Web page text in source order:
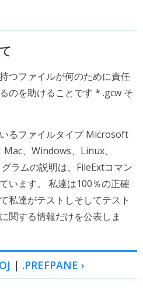
つファイルが何のために責任
のを助けることです * .gcw そ
るファイルタイプ Microsoft
、Windows、Linux、
ラムの説明は、FileExtコマン
います。 私達は100％の正確
私達がテストしそしてテスト
関する情報だけを公表しま
| .PREFPANE ›